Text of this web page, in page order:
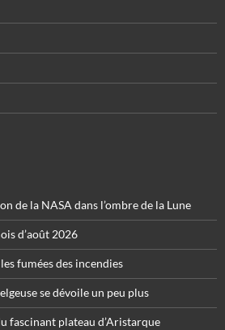
de la NASA dans l’ombre de la Lune
d’août 2026
fumées des incendies
se dévoile un peu plus
fascinant plateau d’Aristarque